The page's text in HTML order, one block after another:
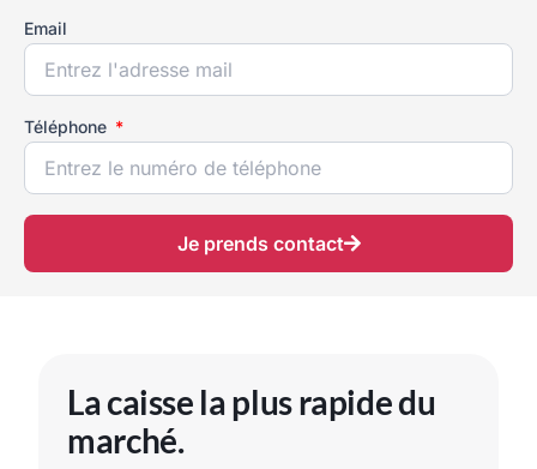
Email
Téléphone
Je prends contact
La caisse la plus rapide du
marché.